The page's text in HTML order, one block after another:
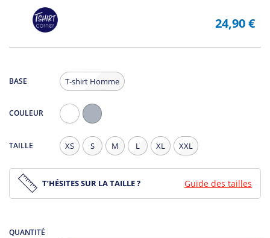
24,90 €
BASE T-shirt Homme
COULEUR
Chiné
TAILLE XS S M L XL XXL
T’HÉSITES SUR LA TAILLE ? Guide des tailles
QUANTITÉ